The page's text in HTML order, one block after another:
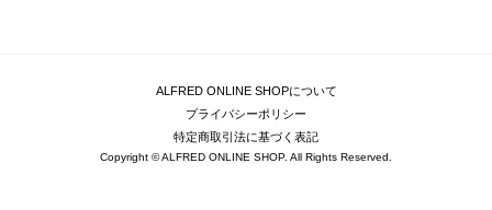
ALFRED ONLINE SHOPについて
プライバシーポリシー
特定商取引法に基づく表記
Copyright © ALFRED ONLINE SHOP. All Rights Reserved.